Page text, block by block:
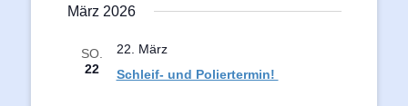
und
wählen.
März 2026
SO.
22
Schleif- und Poliertermin!
22. März